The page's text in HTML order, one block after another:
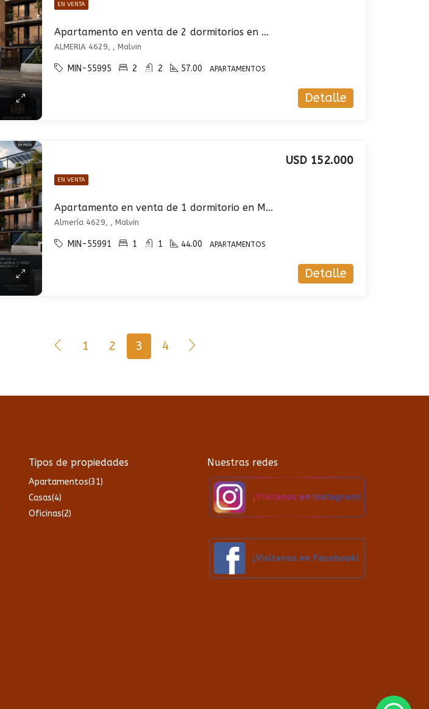
EN VENTA
Apartamento en venta de 2 dormitorios en Malvin
ALMERIA 4629, , Malvin
MIN-55995 2 2 57.00 APARTAMENTOS
Detalle
EN VENTA
Apartamento en venta de 1 dormitorio en Malvin
USD 152.000
Almería 4629, , Malvin
MIN-55991 1 1 44.00 APARTAMENTOS
Detalle
1 2 3 4
Tipos de propiedades
Apartamentos(31)
Casas(4)
Oficinas(2)
Nuestras redes